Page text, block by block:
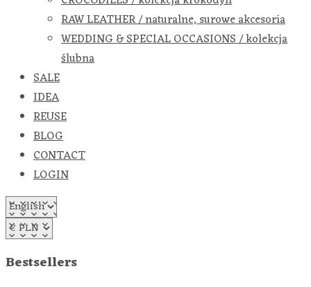
RAW LEATHER / naturalne, surowe akcesoria
WEDDING & SPECIAL OCCASIONS / kolekcja
ślubna
SALE
IDEA
REUSE
BLOG
CONTACT
LOGIN
Bestsellers